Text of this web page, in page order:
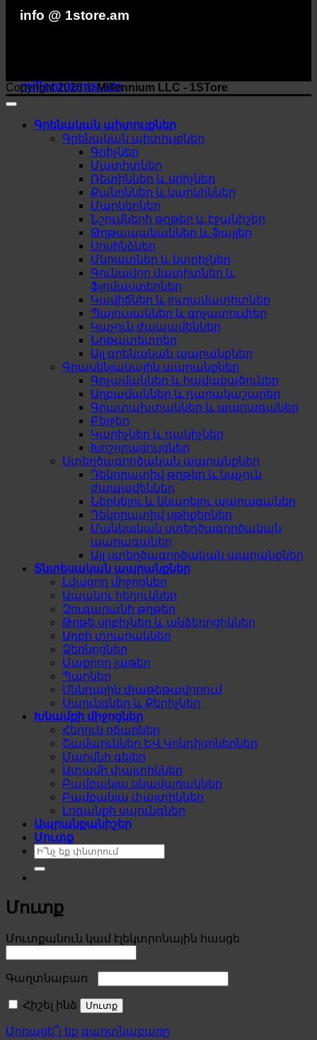
info @ 1store.am
millenniums.am
Copyright 2026 ©Millennium LLC - 1STore
Գրենական պիտույքներ
Գրենական պիտույքներ
Գրիչներ
Մատիտներ
Ռետիններ և սրիչներ
Քանոններ և կարկիններ
Մարկերներ
Նշումների թղթեր և էջանիշեր
Թղթապանակներ և ֆայլեր
Սոսինձներ
Մկրատներ և կտրիչներ
Գունավոր մատիտներ և
ֆլոմաստերներ
Կավիճներ և յուղամատիտներ
Պայուսակներ և գրչատուփեր
Կպչուն ժապավեններ
Նոթատետրեր
Այլ գրենական ապրանքներ
Գրասենյակային ապրանքներ
Գրչամաններ և հավաքածուներ
Աղբամաններ և դարակաշարեր
Գրատախտակներ և պարագաներ
Բեյջեր
Կարիչներ և դակիչներ
Խոշորացույցներ
Ստեղծագործական ապրանքներ
Դեկորատիվ թղթեր և կպչուն
ժապավեններ
Ներկելու և նկարելու պարագաներ
Դեկորատիվ սթիքերներ
Մանկական ստեղծագործական
պարագաներ
Այլ ստեղծագործական ապրանքներ
Տնտեսական ապրանքներ
Լվացող միջոցներ
Ապակու հեղուկներ
Զուգարանի թղթեր
Թղթե սրբիչներ և անձեռոցիկներ
Աղբի տոպրակներ
Ձեռնոցներ
Մաքրող լաթեր
Պարկեր
Սննդային փաթեթավորում
Սպունգներ և Քերիչներ
Խնամքի միջոցներ
Հեղուկ օճառներ
Շամպուններ ԵՎ Կոնդիցոներներ
Մարմնի գելեր
Ատամի փայտիկներ
Բամբակյա սկավառակներ
Բամբակյա փայտիկներ
Լոգանքի սպունգներ
Ապրանքանիշեր
Մուտք
Search
for:
Մուտք
Մուտքանուն կամ էլեկտրոնային հասցե
Գաղտնաբառ
Հիշել ինձ Մուտք
Մոռացե՞լ եք գաղտնաբառը